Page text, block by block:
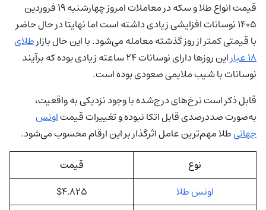
قیمت انواع طلا و سکه در معاملات امروز چهارشنبه 19 فروردین
1405 نوسانات افزایشی زیادی داشته است اما نهایتا در حال حاضر
با قیمتی کمتر از روز گذشته معامله می‌شود. با این حال بازارطلای
18 عیار
این روزها دارای نوسانات 24 ساعته زیادی بوده که برآیند
نوسانات با شیب ملایمی صعودی بوده است.
قابل ذکر است نرخ‌های درج‌شده با وجود نزدیکی به واقعیت،
به‌صورت صددرصدی قابل اتکا نبوده و تغییرات قیمتاونس
جهانیطلا مهم‌ترین عامل اثرگذار بر این ارقام محسوب می‌شود.
نوع
قیمت
اونس طلا
$4,825